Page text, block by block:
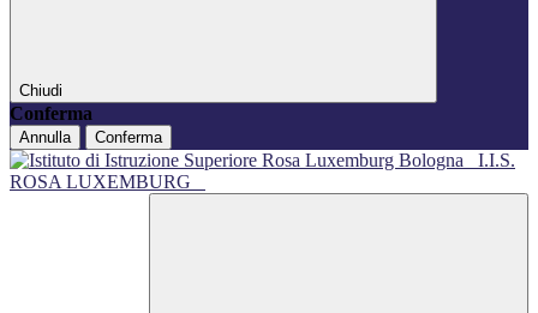
Chiudi
Conferma
Annulla Conferma
I.I.S.
ROSA LUXEMBURG